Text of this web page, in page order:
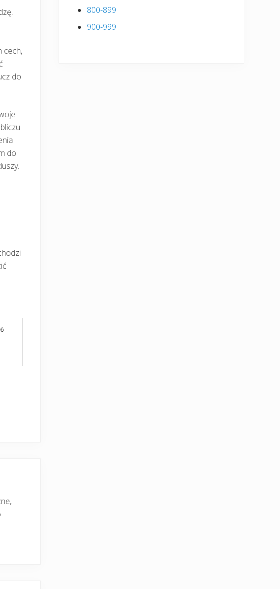
cech,
do
do
800-899
900-999